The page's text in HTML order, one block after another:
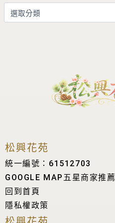
松興花苑
統一編號：61512703
GOOGLE MAP五星商家推薦
回到首頁
隱私權政策